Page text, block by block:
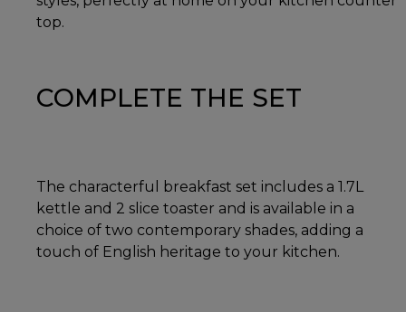
top.
COMPLETE THE SET
The characterful breakfast set includes a 1.7L
kettle and 2 slice toaster and is available in a
choice of two contemporary shades, adding a
touch of English heritage to your kitchen.